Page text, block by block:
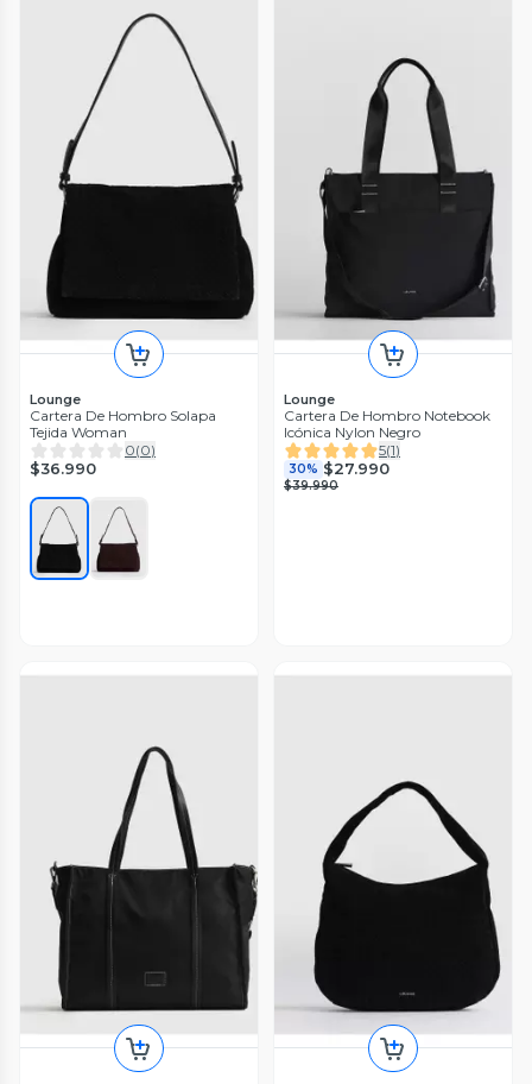
Lounge
Cartera De Hombro Solapa
Tejida Woman
0(0)
$36.990
Lounge
Cartera De Hombro Notebook
Icónica Nylon Negro
5(1)
30% $27.990
$39.990